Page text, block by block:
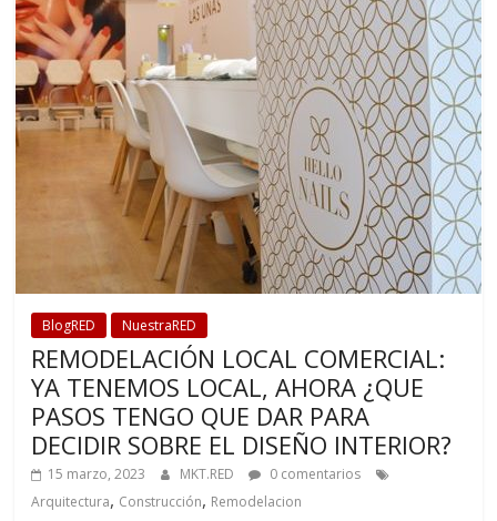
BlogRED NuestraRED
REMODELACIÓN LOCAL COMERCIAL:
YA TENEMOS LOCAL, AHORA ¿QUE
PASOS TENGO QUE DAR PARA
DECIDIR SOBRE EL DISEÑO INTERIOR?
15 marzo, 2023 MKT.RED
0 comentarios
Arquitectura, Construcción, Remodelacion